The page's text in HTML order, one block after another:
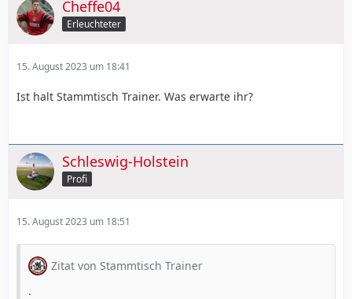
Cheffe04
Erleuchteter
15. August 2023 um 18:41
Ist halt Stammtisch Trainer. Was erwarte ihr?
Schleswig-Holstein
Profi
15. August 2023 um 18:51
Zitat von Stammtisch Trainer
.